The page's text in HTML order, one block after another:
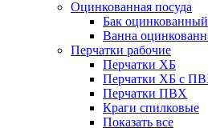
Оцинкованная посуда
Бак оцинкованный
Ванна
Перчатки рабочие
Перчатки ХБ
Перчатки ХБ с
Перчатки ПВХ
Краги спилковые
Показать все